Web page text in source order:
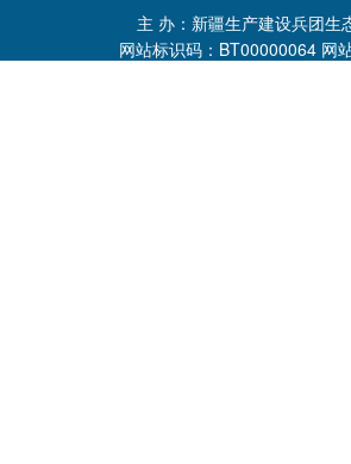
主 办：新疆生产建设兵团生
网站标识码：BT00000064 网